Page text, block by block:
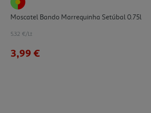
Moscatel Bando Marrequinha Setúbal 0.75l
5.32 €/Lt
3,99 €